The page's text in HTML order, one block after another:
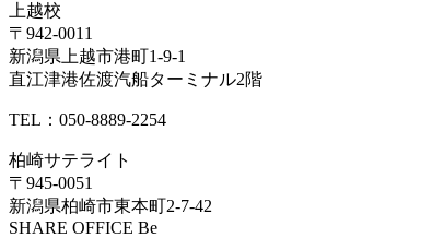
上越校
〒942-0011
新潟県上越市港町1-9-1
直江津港佐渡汽船ターミナル2階
TEL：050-8889-2254
柏崎サテライト
〒945-0051
新潟県柏崎市東本町2-7-42
SHARE OFFICE Be